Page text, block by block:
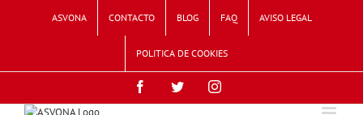
ASVONA CONTACTO BLOG FAQ AVISO LEGAL
POLITICA DE COOKIES
FacebookTwitterInstagram